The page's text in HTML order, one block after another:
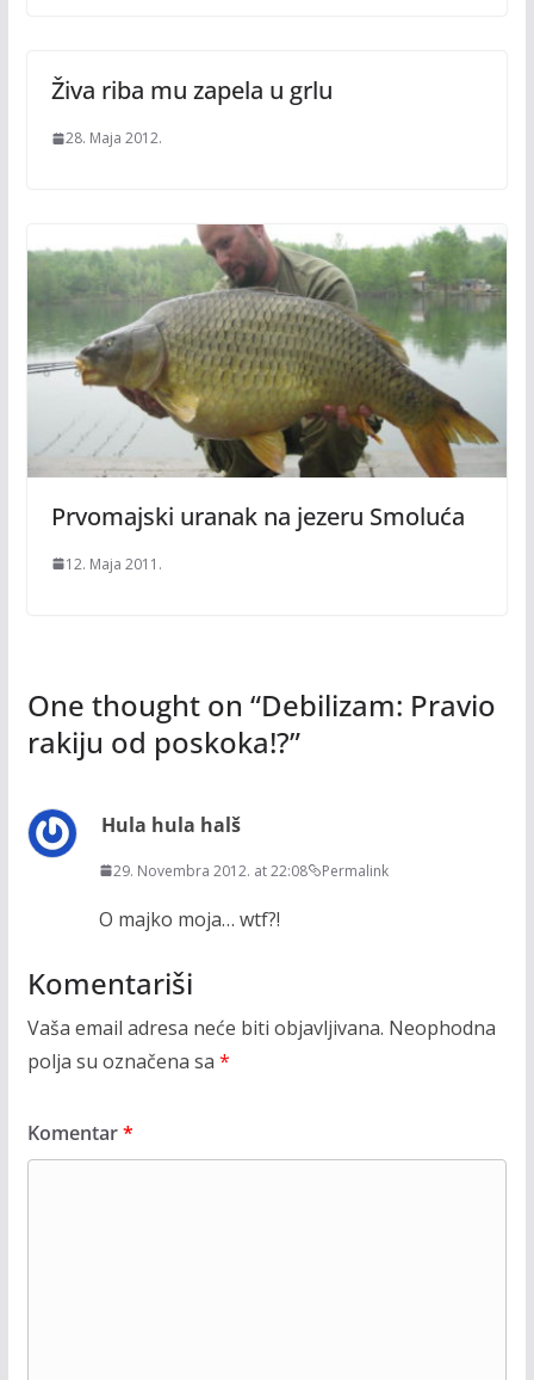
Živa riba mu zapela u grlu
28. Maja 2012.
Prvomajski uranak na jezeru Smoluća
12. Maja 2011.
One thought on “Debilizam: Pravio
rakiju od poskoka!?”
Hula hula halš
29. Novembra 2012. at 22:08 Permalink
O majko moja… wtf?!
Komentariši
Vaša email adresa neće biti objavljivana. Neophodna
polja su označena sa *
Komentar*